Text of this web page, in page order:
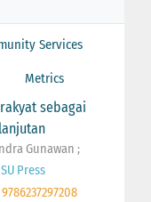
Services
Metrics
sebagai
Gunawan ;
Press